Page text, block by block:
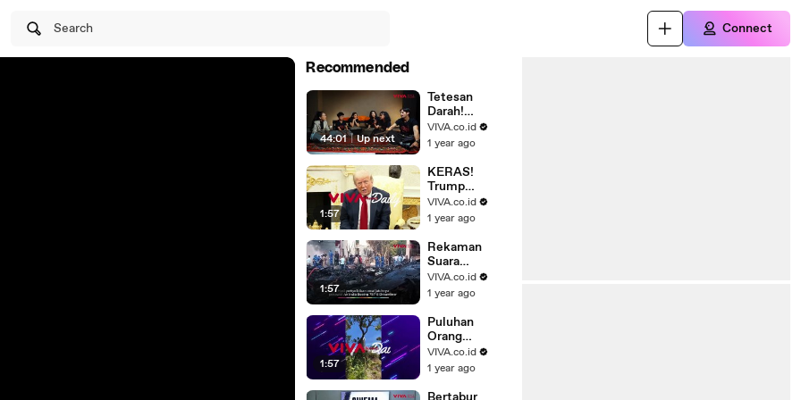
Search Connect
Recommended
44:01 | Up next
Tetesan
Darah!
Pengalaman
Mistis Para
Kitab Sijjin
VIVA.co.id
1 year ago
1:57
KERAS!
Trump
Ultimatum
Rusia Agar
Perang,
Ancamannya
VIVA.co.id
1 year ago
1:57
Rekaman
Suara
Jatuhnya
Pesawat Air
Pilot?
VIVA.co.id
1 year ago
1:57
Puluhan
Orang
Berjubah
Putih Putari
Lawu
VIVA.co.id
1 year ago